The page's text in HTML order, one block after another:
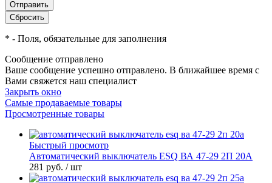
* - Поля, обязательные для заполнения
Сообщение отправлено
Ваше сообщение успешно отправлено. В ближайшее время с
Вами свяжется наш специалист
Закрыть окно
Самые продаваемые товары
Просмотренные товары
Быстрый просмотр
Автоматический выключатель ESQ ВА 47-29 2П 20А
281 руб. / шт